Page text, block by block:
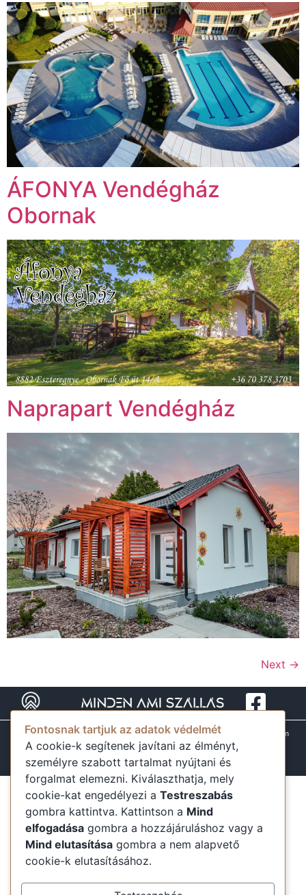
ÁFONYA Vendégház
Obornak
Naprapart Vendégház
Next →
Minden jog fenntartva Minden ami Szállás 2025
Adatvédelem
ÁSZF
GYIK mindenamiszallas.hu@gmail.com
Fontosnak tartjuk az adatok védelmét
A cookie-k segítenek javítani az élményt,
személyre szabott tartalmat nyújtani és
forgalmat elemezni. Kiválaszthatja, mely
cookie-kat engedélyezi a Testreszabás
gombra kattintva. Kattintson a Mind
elfogadása gombra a hozzájáruláshoz vagy a
Mind elutasítása gombra a nem alapvető
cookie-k elutasításához.